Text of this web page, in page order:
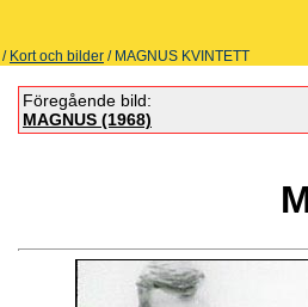
/ Kort och bilder / MAGNUS KVINTETT
Föregående bild:
MAGNUS (1968)